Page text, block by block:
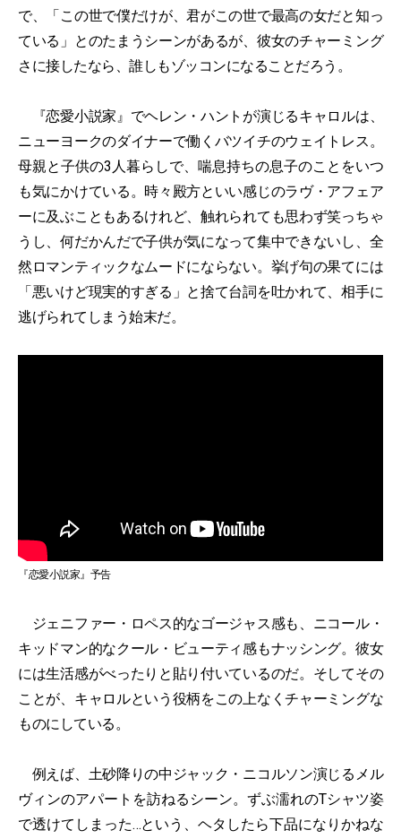
で、「この世で僕だけが、君がこの世で最高の女だと知っ
ている」とのたまうシーンがあるが、彼女のチャーミング
さに接したなら、誰しもゾッコンになることだろう。
『恋愛小説家』でヘレン・ハントが演じるキャロルは、
ニューヨークのダイナーで働くバツイチのウェイトレス。
母親と子供の3人暮らしで、喘息持ちの息子のことをいつ
も気にかけている。時々殿方といい感じのラヴ・アフェア
ーに及ぶこともあるけれど、触れられても思わず笑っちゃ
うし、何だかんだで子供が気になって集中できないし、全
然ロマンティックなムードにならない。挙げ句の果てには
「悪いけど現実的すぎる」と捨て台詞を吐かれて、相手に
逃げられてしまう始末だ。
『恋愛小説家』予告
ジェニファー・ロペス的なゴージャス感も、ニコール・
キッドマン的なクール・ビューティ感もナッシング。彼女
には生活感がべったりと貼り付いているのだ。そしてその
ことが、キャロルという役柄をこの上なくチャーミングな
ものにしている。
例えば、土砂降りの中ジャック・ニコルソン演じるメル
ヴィンのアパートを訪ねるシーン。ずぶ濡れのTシャツ姿
で透けてしまった…という、ヘタしたら下品になりかねな